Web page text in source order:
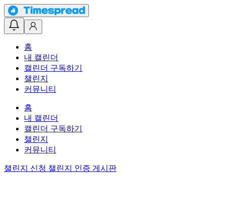
홈
내 캘린더
캘린더 구독하기
챌린지
커뮤니티
홈
내 캘린더
캘린더 구독하기
챌린지
커뮤니티
챌린지 신청 챌린지 인증 게시판